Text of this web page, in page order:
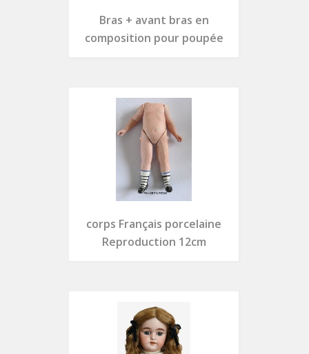
Bras + avant bras en
composition pour poupée
corps Français porcelaine
Reproduction 12cm